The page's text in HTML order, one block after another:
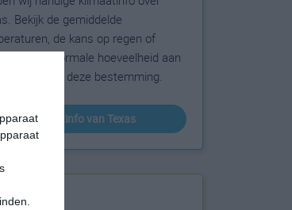
Bekijk de gemiddelde
de kans op regen of
en de normale hoeveelheid aan
voor deze bestemming.
klimaatinfo van Texas
reistijd